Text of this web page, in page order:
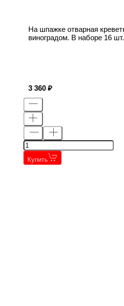
На шпажке отварная
виноградом. В наборе 16
3 360
Купить